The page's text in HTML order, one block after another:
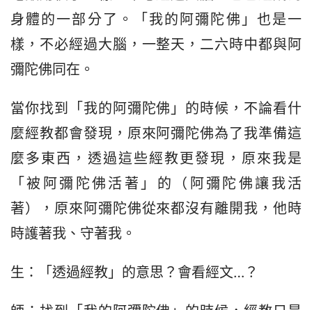
身體的一部分了。「我的阿彌陀佛」也是一
樣，不必經過大腦，一整天，二六時中都與阿
彌陀佛同在。
當你找到「我的阿彌陀佛」的時候，不論看什
麼經教都會發現，原來阿彌陀佛為了我準備這
麼多東西，透過這些經教更發現，原來我是
「被阿彌陀佛活著」的（阿彌陀佛讓我活
著），原來阿彌陀佛從來都沒有離開我，他時
時護著我、守著我。
生：「透過經教」的意思？會看經文…？